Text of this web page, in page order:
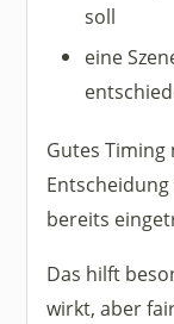
soll
eine
Gutes
bereits
Das hilft
wirkt, aber